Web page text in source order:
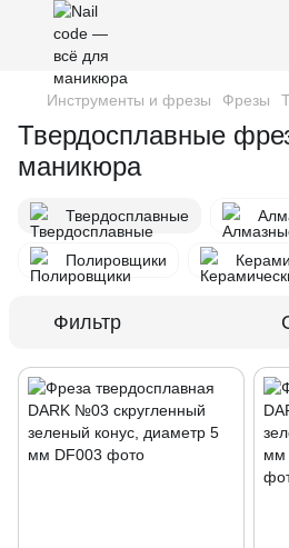
Инструменты и фрезы Фрезы
Твердосплавные
маникюра
Твердосплавные
Полировщики
Фильтр